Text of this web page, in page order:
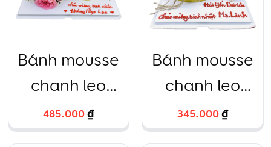
Bánh mousse
chanh leo
tròn kèm bó
hoa hồng
485.000₫
Bánh mousse
chanh leo
tròn kèm bó
hoa hồng và
345.000₫